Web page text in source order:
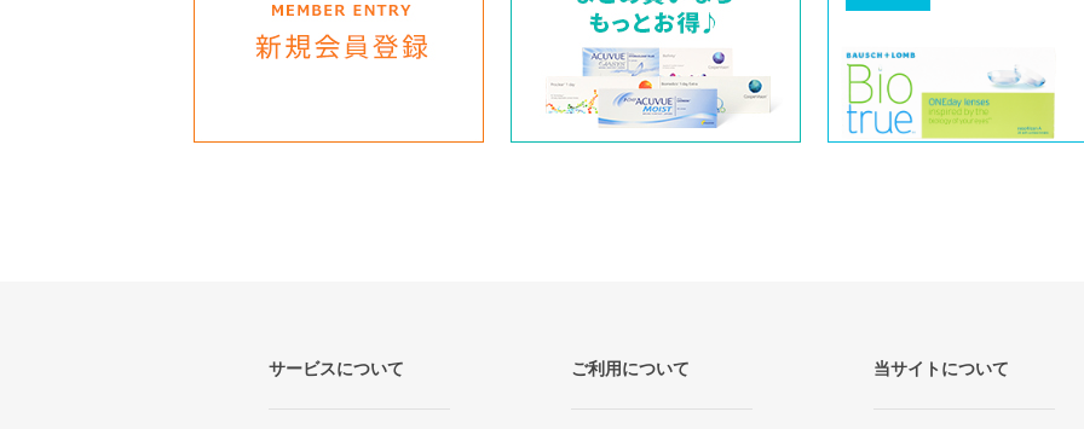
サービスについて ご利用について 当サイトについて